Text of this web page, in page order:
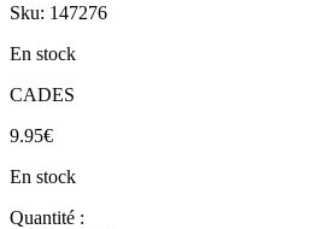
Sku: 147276
En stock
CADES
9.95€
En stock
Quantité :